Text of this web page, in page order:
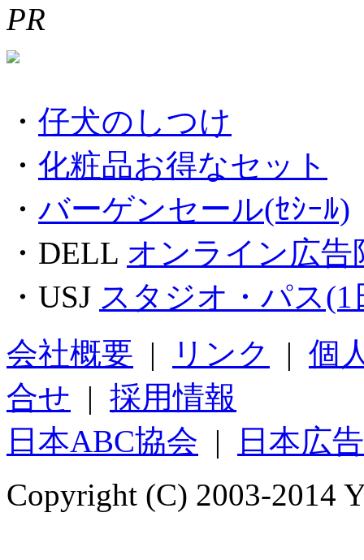
PR
・ 仔犬のしつけ
・ 化粧品お得なセット
・ バーゲンセール(ｾｼｰﾙ)
・DELL オンライン広
・USJ スタジオ・パス(1
会社概要 | リンク | 個
合せ | 採用情報
日本ABC協会 |
日本広
Copyright (C) 2003-2014